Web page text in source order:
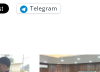
Telegram